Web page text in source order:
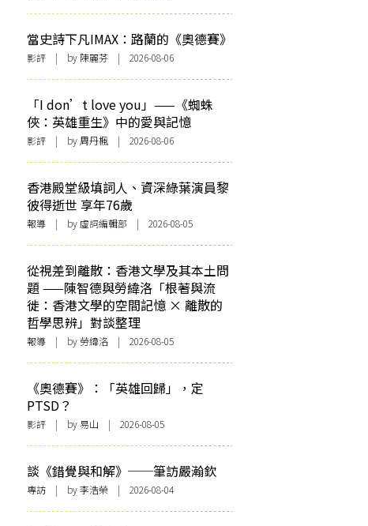
當史詩下凡IMAX：路蘭的《奧德賽》
影評 | by 陳麗芬 | 2026-08-06
「I don’t love you」——《蜘蛛
俠：英雄重生》中的愛與記憶
影評 | by 周丹楓 | 2026-08-06
香港殿堂級填詞人、資深綠葉演員黎
彼得逝世 享年76歲
報導 | by 虛詞編輯部 | 2026-08-05
從視差到離散：香港文學及其本土問
題 ——陳智德與勞緯洛「根著與流
徙：香港文學的空間記憶 × 離散的
哲學思辨」對談整理
報導 | by 勞緯洛 | 2026-08-05
《奧德賽》：「英雄回歸」，定
PTSD？
影評 | by 易山 | 2026-08-05
談《錯覺與和解》──筆訪嚴瀚欽
專訪 | by 李浩榮 | 2026-08-04